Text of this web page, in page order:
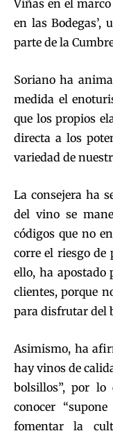
Viñas en el marco
en las Bodegas’,
parte de la
Soriano ha
medida el
que los propios
directa a los
variedad de
La consejera ha
del vino se
códigos que no
corre el riesgo de
ello, ha apostado
clientes, porque
para disfrutar del
Asimismo, ha
hay vinos de
bolsillos”, por
conocer
fomentar la